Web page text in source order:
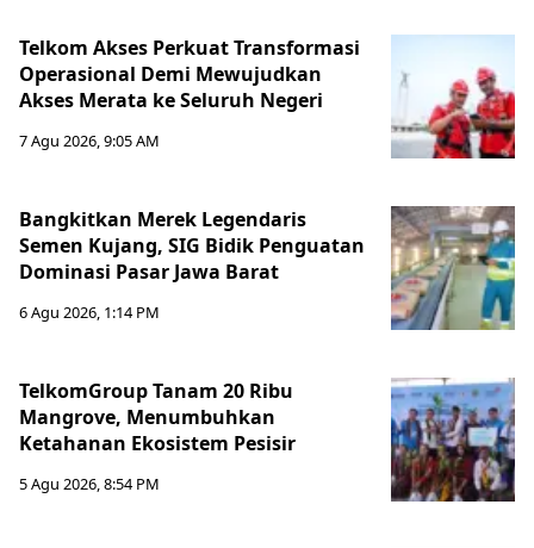
Telkom Akses Perkuat Transformasi
Operasional Demi Mewujudkan
Akses Merata ke Seluruh Negeri
7 Agu 2026, 9:05 AM
Bangkitkan Merek Legendaris
Semen Kujang, SIG Bidik Penguatan
Dominasi Pasar Jawa Barat
6 Agu 2026, 1:14 PM
TelkomGroup Tanam 20 Ribu
Mangrove, Menumbuhkan
Ketahanan Ekosistem Pesisir
5 Agu 2026, 8:54 PM